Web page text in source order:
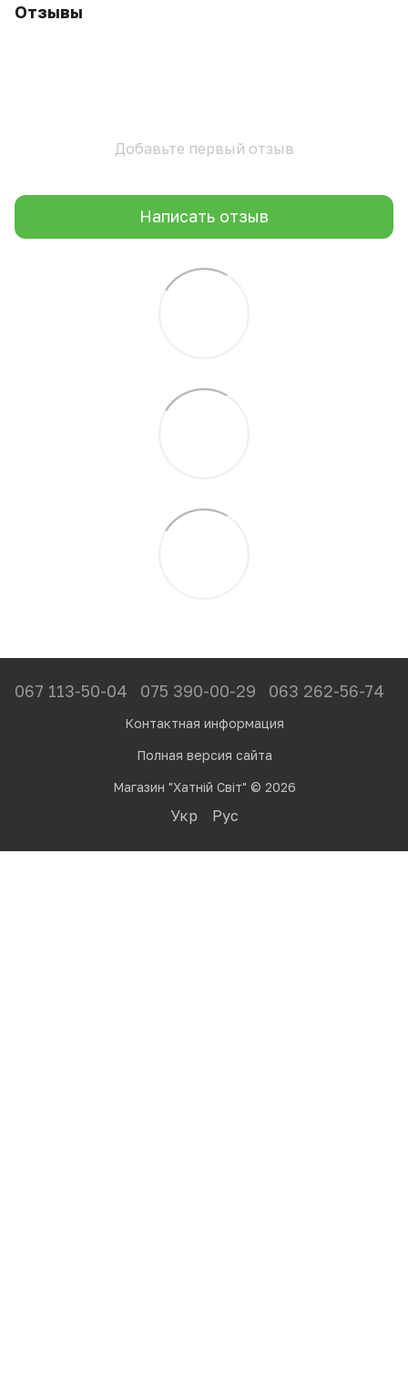
Отзывы
Добавьте первый отзыв
Написать отзыв
067 113-50-04 075 390-00-29 063 262-56-74
Контактная информация
Полная версия сайта
Магазин "Хатній Світ" © 2026
Укр Рус